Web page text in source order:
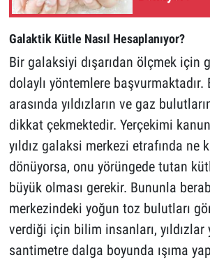
Galaktik Kütle Nasıl Hesaplanıyor?
Bir galaksiyi dışarıdan ölçmek için
dolaylı yöntemlere başvurmaktadır.
arasında yıldızların ve gaz
dikkat çekmektedir. Yerçekimi
yıldız galaksi merkezi etrafında ne
dönüyorsa, onu yörüngede tutan
büyük olması gerekir. Bununla
merkezindeki yoğun toz bulutları
verdiği için bilim insanları, yıldızlar
santimetre dalga boyunda ışıma